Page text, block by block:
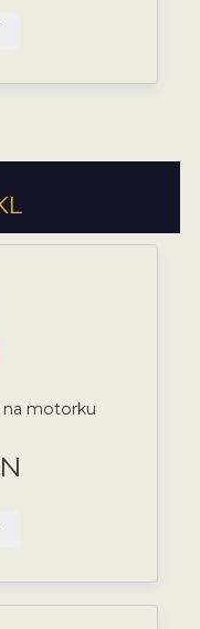
na motorku